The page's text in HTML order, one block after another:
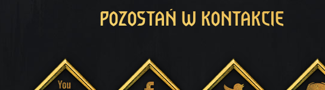
POZOSTAŃ W KONTAKCIE